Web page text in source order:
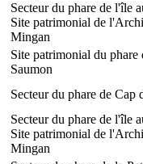
Secteur du phare de l'île
Site patrimonial de
Mingan
Site patrimonial du phare
Saumon
Secteur du phare de Cap
Secteur du phare de l'île
Site patrimonial de
Mingan